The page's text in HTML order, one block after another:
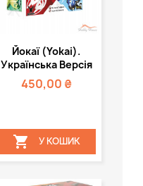
Швидкий
перегляд
Йокаї (Yokai).
Українська Версія
450,00 ₴
 У КОШИК